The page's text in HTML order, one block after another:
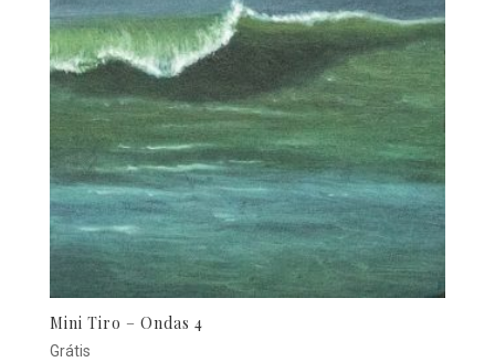
Mini Tiro – Ondas 4
Grátis